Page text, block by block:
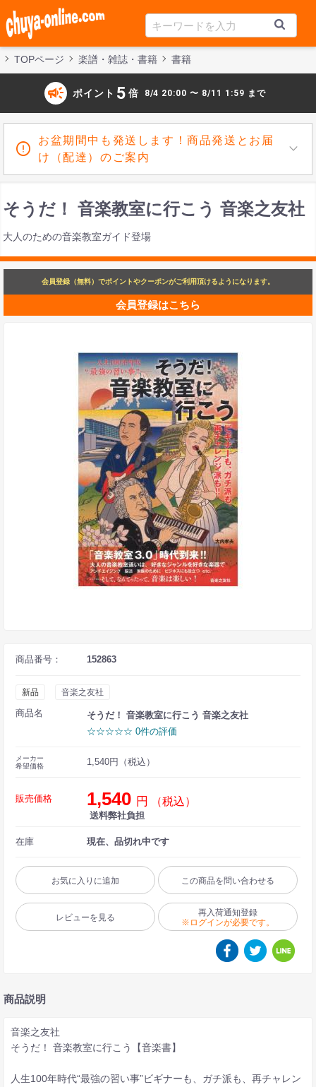
TOPページ 楽譜・雑誌・書籍 書籍
campaign ポイント 5 倍 8/4 20:00 〜 8/11 1:59 まで
お盆期間中も発送します！商品発送とお届
け（配達）のご案内
そうだ！ 音楽教室に行こう 音楽之友社
大人のための音楽教室ガイド登場
会員登録（無料）でポイントやクーポンがご利用頂けるようになります。
会員登録はこちら
商品番号： 152863
新品 音楽之友社
商品名
そうだ！ 音楽教室に行こう 音楽之友社
☆☆☆☆☆ 0件の評価
メーカー
希望価格
1,540円（税込）
販売価格 1,540 円 （税込）
送料弊社負担
在庫 現在、品切れ中です
お気に入りに追加 この商品を問い合わせる
レビューを見る
再入荷通知登録
※ログインが必要です。
商品説明
音楽之友社
そうだ！ 音楽教室に行こう【音楽書】
人生100年時代“最強の習い事”ビギナーも、ガチ派も、再チャレン